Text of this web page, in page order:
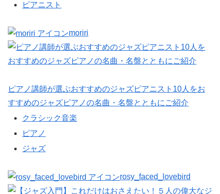
ピアニスト
moriri
ピアノ講師が選ぶおすすめのジャズピアニスト10人をお
すすめのジャズピアノの名曲・名盤とともにご紹介
クラシック音楽
ピアノ
ジャズ
rosy_faced_lovebird